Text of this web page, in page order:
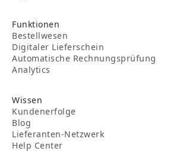
Funktionen
Bestellwesen
Digitaler Lieferschein
Automatische Rechnungsprüfung
Analytics
Wissen
Kundenerfolge
Blog
Lieferanten-Netzwerk
Help Center